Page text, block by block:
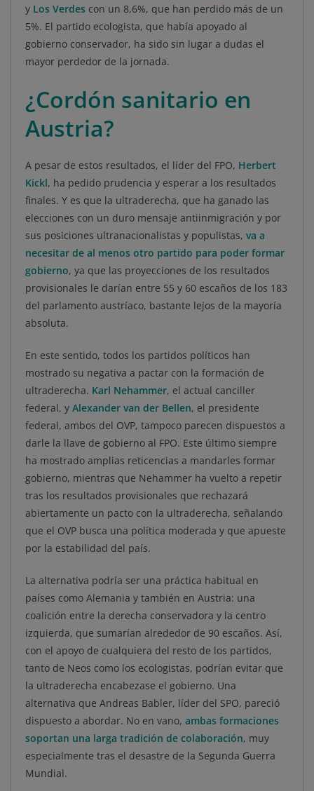
y Los Verdes con un 8,6%, que han perdido más de un
5%. El partido ecologista, que había apoyado al
gobierno conservador, ha sido sin lugar a dudas el
mayor perdedor de la jornada.
¿Cordón sanitario en
Austria?
A pesar de estos resultados, el líder del FPO, Herbert
Kickl, ha pedido prudencia y esperar a los resultados
finales. Y es que la ultraderecha, que ha ganado las
elecciones con un duro mensaje antiinmigración y por
sus posiciones ultranacionalistas y populistas, va a
necesitar de al menos otro partido para poder formar
gobierno, ya que las proyecciones de los resultados
provisionales le darían entre 55 y 60 escaños de los 183
del parlamento austríaco, bastante lejos de la mayoría
absoluta.
En este sentido, todos los partidos políticos han
mostrado su negativa a pactar con la formación de
ultraderecha. Karl Nehammer, el actual canciller
federal, y Alexander van der Bellen, el presidente
federal, ambos del OVP, tampoco parecen dispuestos a
darle la llave de gobierno al FPO. Este último siempre
ha mostrado amplias reticencias a mandarles formar
gobierno, mientras que Nehammer ha vuelto a repetir
tras los resultados provisionales que rechazará
abiertamente un pacto con la ultraderecha, señalando
que el OVP busca una política moderada y que apueste
por la estabilidad del país.
La alternativa podría ser una práctica habitual en
países como Alemania y también en Austria: una
coalición entre la derecha conservadora y la centro
izquierda, que sumarían alrededor de 90 escaños. Así,
con el apoyo de cualquiera del resto de los partidos,
tanto de Neos como los ecologistas, podrían evitar que
la ultraderecha encabezase el gobierno. Una
alternativa que Andreas Babler, líder del SPO, pareció
dispuesto a abordar. No en vano, ambas formaciones
soportan una larga tradición de colaboración, muy
especialmente tras el desastre de la Segunda Guerra
Mundial.